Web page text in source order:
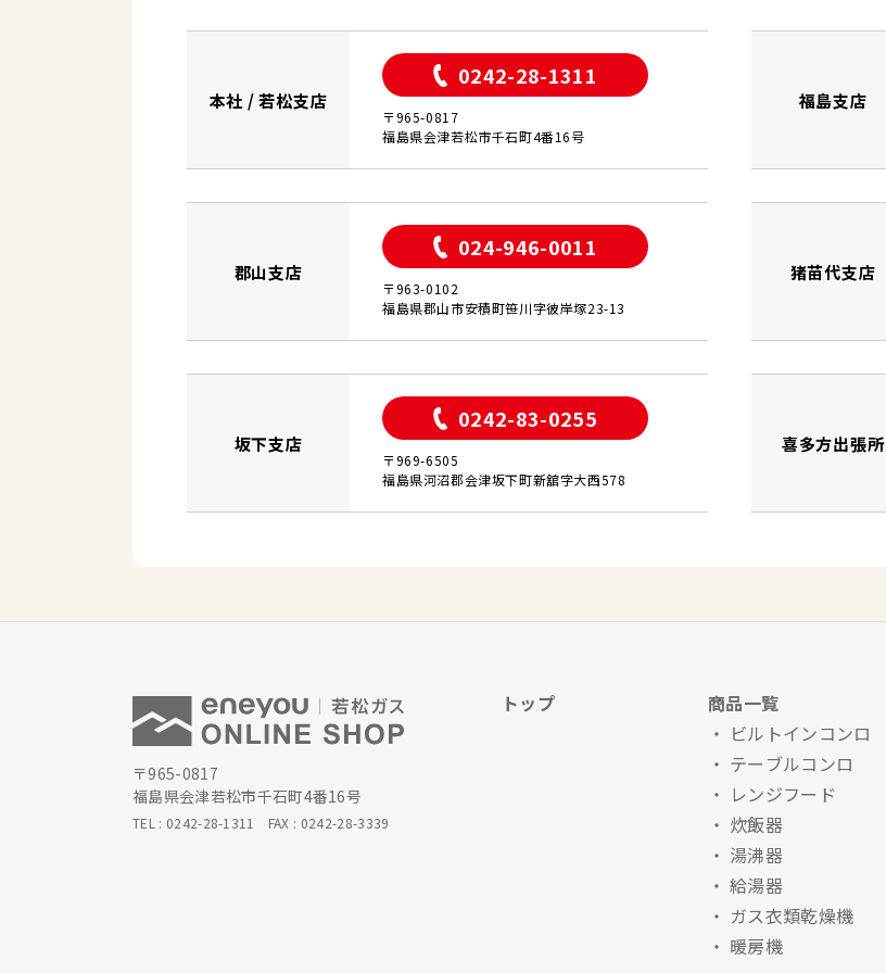
本社 / 若松支店
0242-28-1311
〒965-0817
福島県会津若松市千石町4番16号
福島支店
郡山支店
024-946-0011
〒963-0102
福島県郡山市安積町笹川字彼岸塚23-13
猪苗代支店
坂下支店
0242-83-0255
〒969-6505
福島県河沼郡会津坂下町新舘字大西578
喜多方出張所
〒965-0817
福島県会津若松市千石町4番16号
TEL : 0242-28-1311 FAX : 0242-28-3339
トップ
商品一覧
ビルトインコンロ
テーブルコンロ
レンジフード
炊飯器
湯沸器
給湯器
ガス衣類乾燥機
暖房機